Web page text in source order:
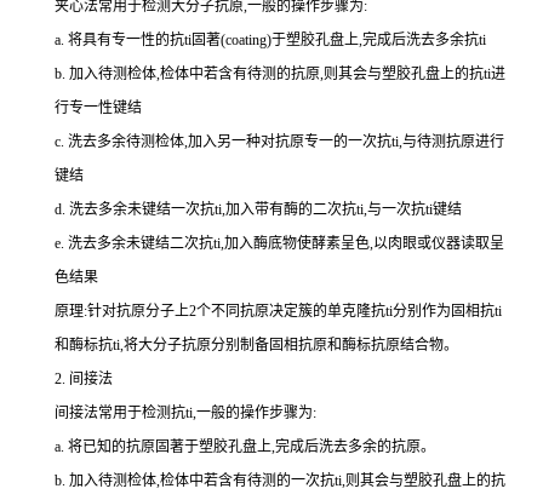
夹心法常用于检测大分子抗原,一般的操作步骤为:
a. 将具有专一性的抗ti固著(coating)于塑胶孔盘上,完成后洗去多余抗ti
b. 加入待测检体,检体中若含有待测的抗原,则其会与塑胶孔盘上的抗ti进
行专一性键结
c. 洗去多余待测检体,加入另一种对抗原专一的一次抗ti,与待测抗原进行
键结
d. 洗去多余未键结一次抗ti,加入带有酶的二次抗ti,与一次抗ti键结
e. 洗去多余未键结二次抗ti,加入酶底物使酵素呈色,以肉眼或仪器读取呈
色结果
原理:针对抗原分子上2个不同抗原决定簇的单克隆抗ti分别作为固相抗ti
和酶标抗ti,将大分子抗原分别制备固相抗原和酶标抗原结合物。
2. 间接法
间接法常用于检测抗ti,一般的操作步骤为:
a. 将已知的抗原固著于塑胶孔盘上,完成后洗去多余的抗原。
b. 加入待测检体,检体中若含有待测的一次抗ti,则其会与塑胶孔盘上的抗